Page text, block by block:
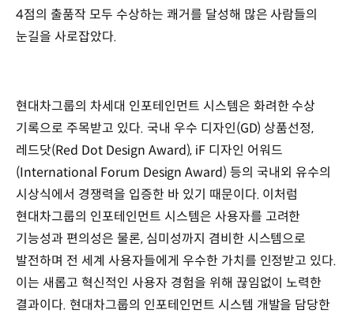
4점의 출품작 모두 수상하는 쾌거를 달성해 많은 사람들의
눈길을 사로잡았다.
현대차그룹의 차세대 인포테인먼트 시스템은 화려한 수상
기록으로 주목받고 있다. 국내 우수 디자인(GD) 상품선정,
레드닷(Red Dot Design Award), iF 디자인 어워드
(International Forum Design Award) 등의 국내외 유수의
시상식에서 경쟁력을 입증한 바 있기 때문이다. 이처럼
현대차그룹의 인포테인먼트 시스템은 사용자를 고려한
기능성과 편의성은 물론, 심미성까지 겸비한 시스템으로
발전하며 전 세계 사용자들에게 우수한 가치를 인정받고 있다.
이는 새롭고 혁신적인 사용자 경험을 위해 끊임없이 노력한
결과이다. 현대차그룹의 인포테인먼트 시스템 개발을 담당한